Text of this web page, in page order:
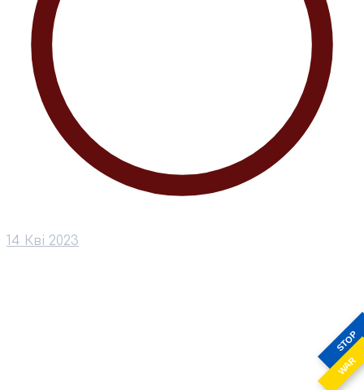
STOP
WAR
14 Кві 2023